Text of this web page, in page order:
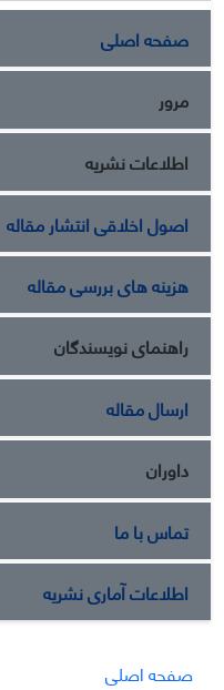
صفحه اصلی
مرور
اطلاعات نشریه
اصول اخلاقی انتشار مقاله
هزینه های بررسی مقاله
راهنمای نویسندگان
ارسال مقاله
داوران
تماس با ما
اطلاعات آماری نشریه
صفحه اصلی